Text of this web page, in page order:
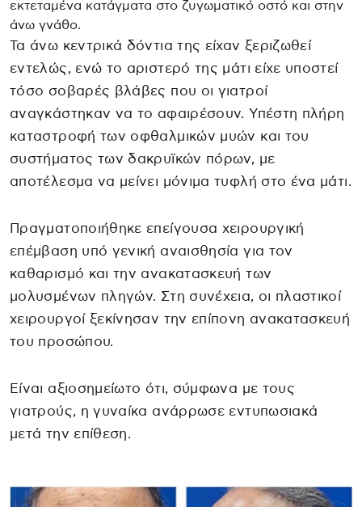
εκτεταμένα κατάγματα στο ζυγωματικό οστό και στην
άνω γνάθο.
Τα άνω κεντρικά δόντια της είχαν ξεριζωθεί
εντελώς, ενώ το αριστερό της μάτι είχε υποστεί
τόσο σοβαρές βλάβες που οι γιατροί
αναγκάστηκαν να το αφαιρέσουν. Υπέστη πλήρη
καταστροφή των οφθαλμικών μυών και του
συστήματος των δακρυϊκών πόρων, με
αποτέλεσμα να μείνει μόνιμα τυφλή στο ένα μάτι.
Πραγματοποιήθηκε επείγουσα χειρουργική
επέμβαση υπό γενική αναισθησία για τον
καθαρισμό και την ανακατασκευή των
μολυσμένων πληγών. Στη συνέχεια, οι πλαστικοί
χειρουργοί ξεκίνησαν την επίπονη ανακατασκευή
του προσώπου.
Είναι αξιοσημείωτο ότι, σύμφωνα με τους
γιατρούς, η γυναίκα ανάρρωσε εντυπωσιακά
μετά την επίθεση.